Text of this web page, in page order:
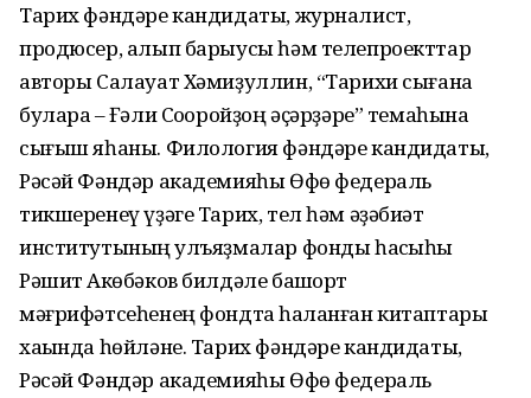
Тарих фәндәре кандидаты, журналист,
продюсер, алып барыусы һәм телепроекттар
авторы Салауат Хәмиҙуллин, “Тарихи сығанаҡ
булараҡ – Ғәли Соҡоройҙоң әҫәрҙәре” темаһына
сығыш яһаны. Филология фәндәре кандидаты,
Рәсәй Фәндәр академияһы Өфө федераль
тикшеренеү үҙәге Тарих, тел һәм әҙәбиәт
институтының ҡулъяҙмалар фонды һаҡсыһы
Рәшит Аҡкөбәков билдәле башҡорт
мәғрифәтсеһенең фондта һаҡланған китаптары
хаҡында һөйләне. Тарих фәндәре кандидаты,
Рәсәй Фәндәр академияһы Өфө федераль